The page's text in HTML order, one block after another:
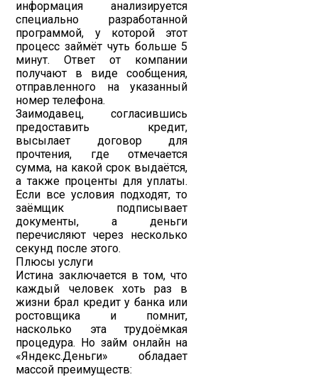
информация анализируется
специально разработанной
программой, у которой этот
процесс займёт чуть больше 5
минут. Ответ от компании
получают в виде сообщения,
отправленного на указанный
номер телефона.
Заимодавец, согласившись
предоставить кредит,
высылает договор для
прочтения, где отмечается
сумма, на какой срок выдаётся,
а также проценты для уплаты.
Если все условия подходят, то
заёмщик подписывает
документы, а деньги
перечисляют через несколько
секунд после этого.
Плюсы услуги
Истина заключается в том, что
каждый человек хоть раз в
жизни брал кредит у банка или
ростовщика и помнит,
насколько эта трудоёмкая
процедура. Но займ онлайн на
«Яндекс.Деньги» обладает
массой преимуществ: